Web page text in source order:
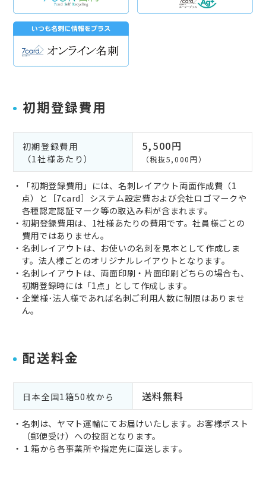
初期登録費用
初期登録費用
（1社様あたり）
5,500円
（税抜5,000円）
・「初期登録費用」には、名刺レイアウト両面作成費（1
点）と［7card］システム設定費および会社ロゴマークや
各種認定認証マーク等の取込み料が含まれます。
・初期登録費用は、1社様あたりの費用です。社員様ごとの
費用ではありません。
・名刺レイアウトは、お使いの名刺を見本として作成しま
す。法人様ごとのオリジナルレイアウトとなります。
・名刺レイアウトは、両面印刷・片面印刷どちらの場合も、
初期登録時には「1点」として作成します。
・企業様･法人様であれば名刺ご利用人数に制限はありませ
ん。
配送料金
日本全国1箱50枚から 送料無料
・名刺は、ヤマト運輸にてお届けいたします。お客様ポスト
（郵便受け）への投函となります。
・１箱から各事業所や指定先に直送します。